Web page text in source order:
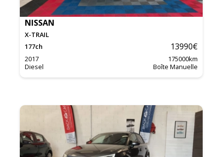
NISSAN
X-TRAIL
177ch 13990€
2017 175000km
Diesel
Boîte Manuelle